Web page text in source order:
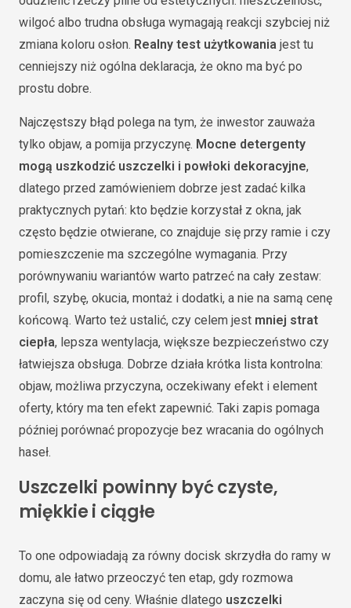
wilgoć albo trudna obsługa wymagają reakcji szybciej niż
zmiana koloru osłon. Realny test użytkowania jest tu
cenniejszy niż ogólna deklaracja, że okno ma być po
prostu dobre.
Najczęstszy błąd polega na tym, że inwestor zauważa
tylko objaw, a pomija przyczynę. Mocne detergenty
mogą uszkodzić uszczelki i powłoki dekoracyjne,
dlatego przed zamówieniem dobrze jest zadać kilka
praktycznych pytań: kto będzie korzystał z okna, jak
często będzie otwierane, co znajduje się przy ramie i czy
pomieszczenie ma szczególne wymagania. Przy
porównywaniu wariantów warto patrzeć na cały zestaw:
profil, szybę, okucia, montaż i dodatki, a nie na samą cenę
końcową. Warto też ustalić, czy celem jest mniej strat
ciepła, lepsza wentylacja, większe bezpieczeństwo czy
łatwiejsza obsługa. Dobrze działa krótka lista kontrolna:
objaw, możliwa przyczyna, oczekiwany efekt i element
oferty, który ma ten efekt zapewnić. Taki zapis pomaga
później porównać propozycje bez wracania do ogólnych
haseł.
Uszczelki powinny być czyste,
miękkie i ciągłe
To one odpowiadają za równy docisk skrzydła do ramy w
domu, ale łatwo przeoczyć ten etap, gdy rozmowa
zaczyna się od ceny. Właśnie dlatego uszczelki